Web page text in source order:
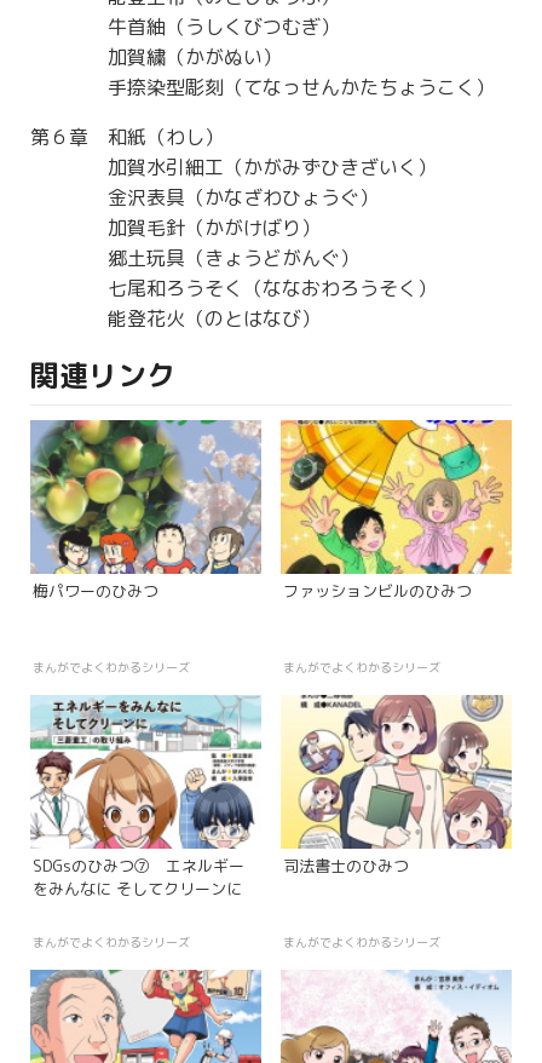
牛首紬（うしくびつむぎ）
加賀繍（かがぬい）
手捺染型彫刻（てなっせんかたちょうこく）
第６章 和紙（わし）
加賀水引細工（かがみずひきざいく）
金沢表具（かなざわひょうぐ）
加賀毛針（かがけばり）
郷土玩具（きょうどがんぐ）
七尾和ろうそく（ななおわろうそく）
能登花火（のとはなび）
関連リンク
梅パワーのひみつ
まんがでよくわかるシリーズ
ファッションビルのひみつ
まんがでよくわかるシリーズ
SDGsのひみつ⑦ エネルギー
をみんなに そしてクリーンに
まんがでよくわかるシリーズ
司法書士のひみつ
まんがでよくわかるシリーズ